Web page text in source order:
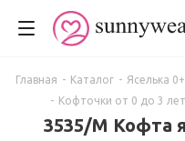
Главная - Каталог - Яселька 0+
- Кофточки от 0 до 3 лет
3535/М Кофта